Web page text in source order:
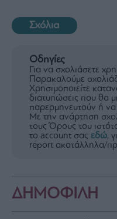
Σχόλια
Οδηγίες
Για να σχολιάσετε
Παρακαλούμε
Χρησιμοποιείτε
διατυπώσεις που θα
παρερμηνευτούν ή
Με την ανάρτηση
τους Όρους του
το account σας εδώ,
report ακατάλληλα/
ΔΗΜΟΦΙΛΗ